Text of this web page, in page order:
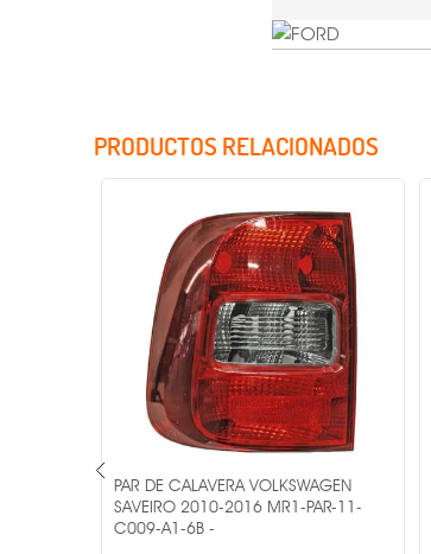
Incluye Cristales
PRODUCTOS RELACIONADOS
PAR DE CALAVERA VOLKSWAGEN
SAVEIRO 2010-2016 MR1-PAR-11-
C009-A1-6B -